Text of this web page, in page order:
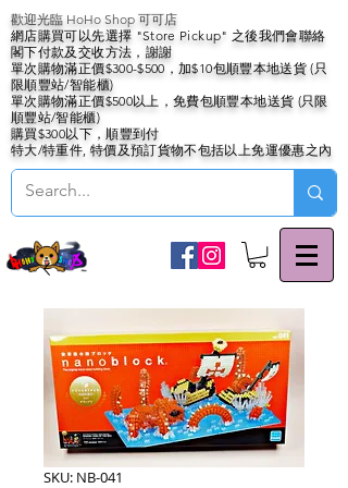
歡迎光臨 HoHo Shop 可可店
網店購買可以先選擇 "Store Pickup" 之後我們會聯絡
閣下付款及交收方法，謝謝
單次購物滿正價$300-$500，加$10包順豐本地送貨 (只
限順豐站/智能櫃)
單次購物滿正價$500以上，免費包順豐本地送貨 (只限
順豐站/智能櫃)
購買$300以下，順豐到付
特大/特重件, 特價及預訂貨物不包括以上免運優惠之內
SKU: NB-041